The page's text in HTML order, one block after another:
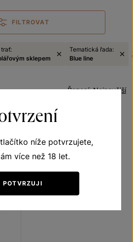
FILTROVAT
sklepem
Tematická řada:
Blue line
Nejnovější
Řazení:
níže potvrzujete,
více než 18 let.
POTVRZUJI